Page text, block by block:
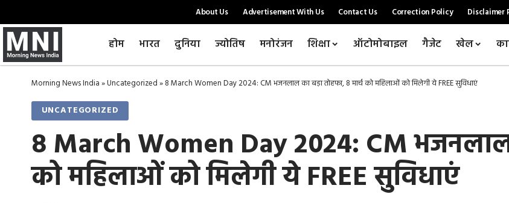
About Us Advertisement With Us Contact Us Correction Policy Disclaimer
होम भारत दुनिया ज्योतिष मनोरंजन शिक्षा ऑटोमोबाइल गैजेट खेल
Morning News India»Uncategorized»8 March Women Day 2024: CM भजनलाल का बड़ा तोहफा, 8 मार्च को महिलाओं को मिलेगी ये FREE सुविधाएं
UNCATEGORIZED
8 March Women Day 2024: CM भजनलाल
को महिलाओं को मिलेगी ये FREE सुविधाएं